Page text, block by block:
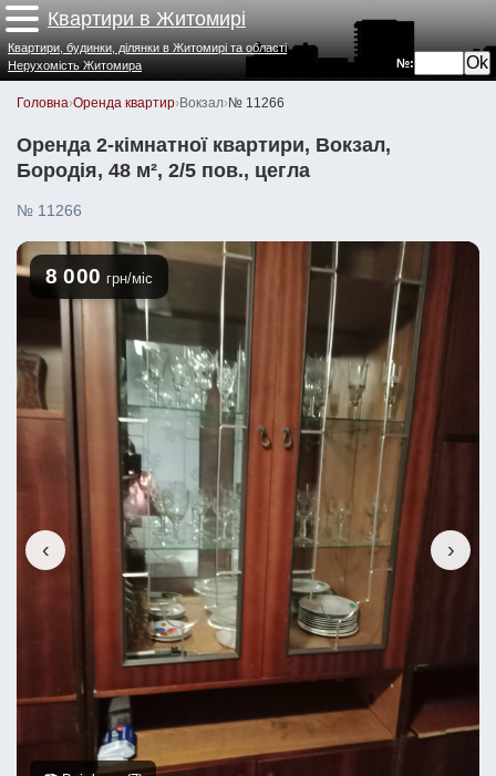
Квартири в Житомирі
№:
Квартири, будинки, ділянки в Житомирі та області
Нерухомість Житомира
Головна›Оренда квартир›Вокзал›№ 11266
Оренда 2-кімнатної квартири, Вокзал,
Бородія, 48 м², 2/5 пов., цегла
№ 11266
‹ ›
8 000 грн/міс